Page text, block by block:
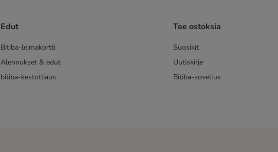
Edut
Bitiba-leimakortti
Alennukset & edut
bitiba-kestotliaus
Tee ostoksia
Suosikit
Uutiskirje
Bitiba-sovellus